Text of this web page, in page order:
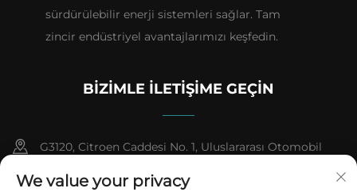
sürdürülebilir enerji sistemleri sağlar. Tam
zincir endüstriyel avantajlarımızı keşfedin.
BIZIMLE İLETIŞIME GEÇIN
G3120, Citroen Caddesi No. 1, Uluslararası Otomobil
Şehri, Farmasötik Yüksek Teknoloji Endüstri Geliştirme
Bölgesi, Taizhou Şehri, Jiangsu Evi
We value your privacy